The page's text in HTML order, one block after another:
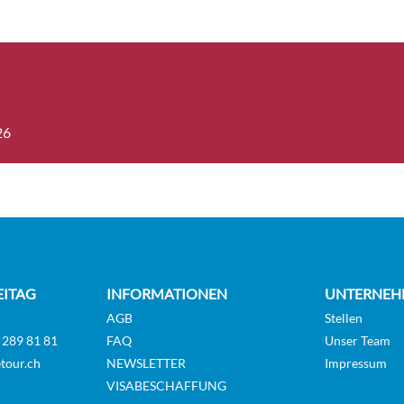
Balkonkabine-[BP]
81 81
INFORMATIONEN
AGB
FAQ
NEWSLETTER
VISABESCHAFFUNG
Stellen
Unser Team
Impressum